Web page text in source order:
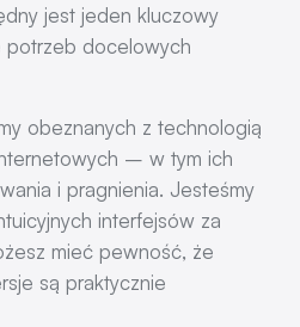
jest jeden kluczowy
docelowych
obeznanych z technologią
– w tym ich
i pragnienia. Jesteśmy
interfejsów za
mieć pewność, że
są praktycznie